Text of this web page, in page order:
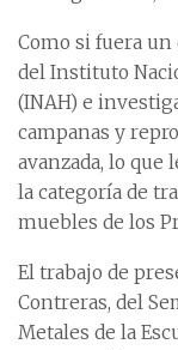
Como si fuera
del Instituto
(INAH) e
campanas y
avanzada, lo que
la categoría de
muebles de los
El trabajo de
Contreras, del
Metales de la